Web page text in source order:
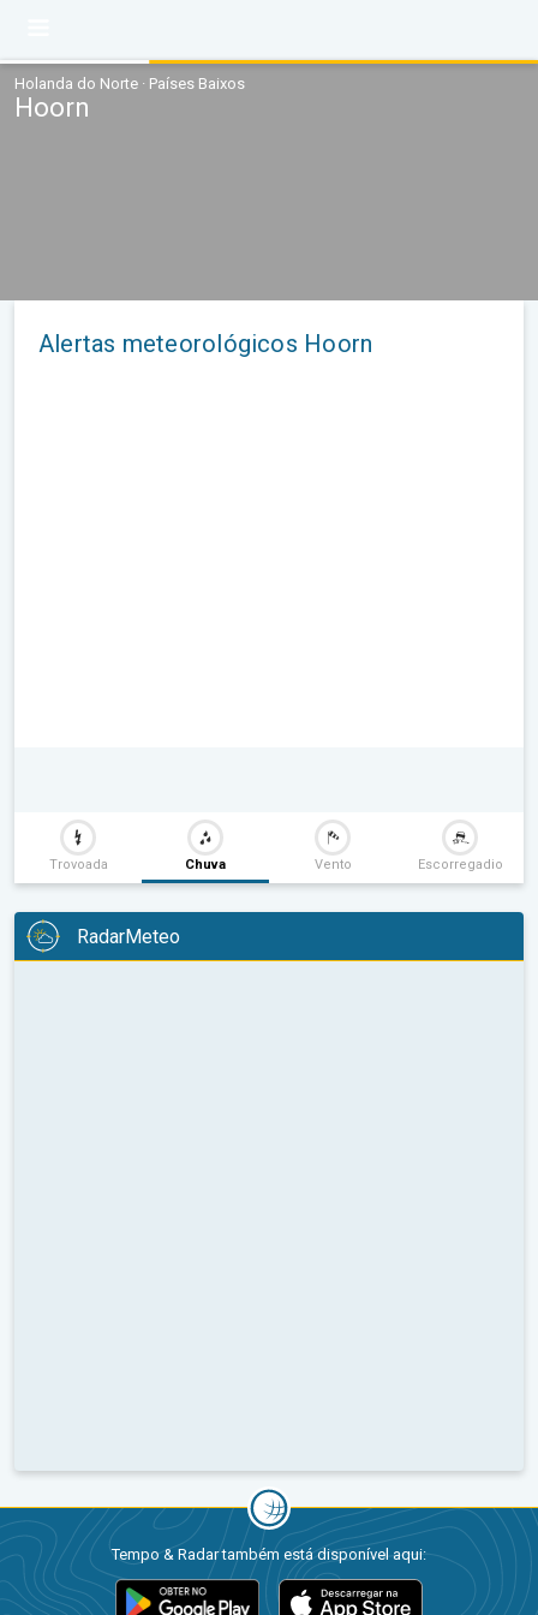
Holanda do Norte · Países Baixos
Hoorn
Alertas meteorológicos Hoorn
Trovoada Chuva Vento Escorregadio
RadarMeteo
Tempo & Radar também está disponível aqui: